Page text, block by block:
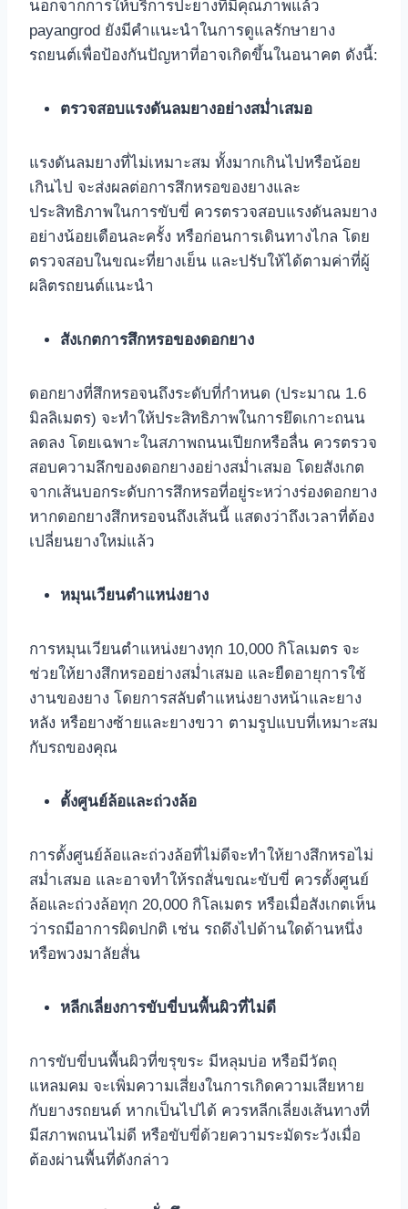
นอกจากการให้บริการปะยางที่มีคุณภาพแล้ว
payangrod ยังมีคำแนะนำในการดูแลรักษายาง
รถยนต์เพื่อป้องกันปัญหาที่อาจเกิดขึ้นในอนาคต ดังนี้:
ตรวจสอบแรงดันลมยางอย่างสม่ำเสมอ
แรงดันลมยางที่ไม่เหมาะสม ทั้งมากเกินไปหรือน้อย
เกินไป จะส่งผลต่อการสึกหรอของยางและ
ประสิทธิภาพในการขับขี่ ควรตรวจสอบแรงดันลมยาง
อย่างน้อยเดือนละครั้ง หรือก่อนการเดินทางไกล โดย
ตรวจสอบในขณะที่ยางเย็น และปรับให้ได้ตามค่าที่ผู้
ผลิตรถยนต์แนะนำ
สังเกตการสึกหรอของดอกยาง
ดอกยางที่สึกหรอจนถึงระดับที่กำหนด (ประมาณ 1.6
มิลลิเมตร) จะทำให้ประสิทธิภาพในการยึดเกาะถนน
ลดลง โดยเฉพาะในสภาพถนนเปียกหรือลื่น ควรตรวจ
สอบความลึกของดอกยางอย่างสม่ำเสมอ โดยสังเกต
จากเส้นบอกระดับการสึกหรอที่อยู่ระหว่างร่องดอกยาง
หากดอกยางสึกหรอจนถึงเส้นนี้ แสดงว่าถึงเวลาที่ต้อง
เปลี่ยนยางใหม่แล้ว
หมุนเวียนตำแหน่งยาง
การหมุนเวียนตำแหน่งยางทุก 10,000 กิโลเมตร จะ
ช่วยให้ยางสึกหรออย่างสม่ำเสมอ และยืดอายุการใช้
งานของยาง โดยการสลับตำแหน่งยางหน้าและยาง
หลัง หรือยางซ้ายและยางขวา ตามรูปแบบที่เหมาะสม
กับรถของคุณ
ตั้งศูนย์ล้อและถ่วงล้อ
การตั้งศูนย์ล้อและถ่วงล้อที่ไม่ดีจะทำให้ยางสึกหรอไม่
สม่ำเสมอ และอาจทำให้รถสั่นขณะขับขี่ ควรตั้งศูนย์
ล้อและถ่วงล้อทุก 20,000 กิโลเมตร หรือเมื่อสังเกตเห็น
ว่ารถมีอาการผิดปกติ เช่น รถดึงไปด้านใดด้านหนึ่ง
หรือพวงมาลัยสั่น
หลีกเลี่ยงการขับขี่บนพื้นผิวที่ไม่ดี
การขับขี่บนพื้นผิวที่ขรุขระ มีหลุมบ่อ หรือมีวัตถุ
แหลมคม จะเพิ่มความเสี่ยงในการเกิดความเสียหาย
กับยางรถยนต์ หากเป็นไปได้ ควรหลีกเลี่ยงเส้นทางที่
มีสภาพถนนไม่ดี หรือขับขี่ด้วยความระมัดระวังเมื่อ
ต้องผ่านพื้นที่ดังกล่าว